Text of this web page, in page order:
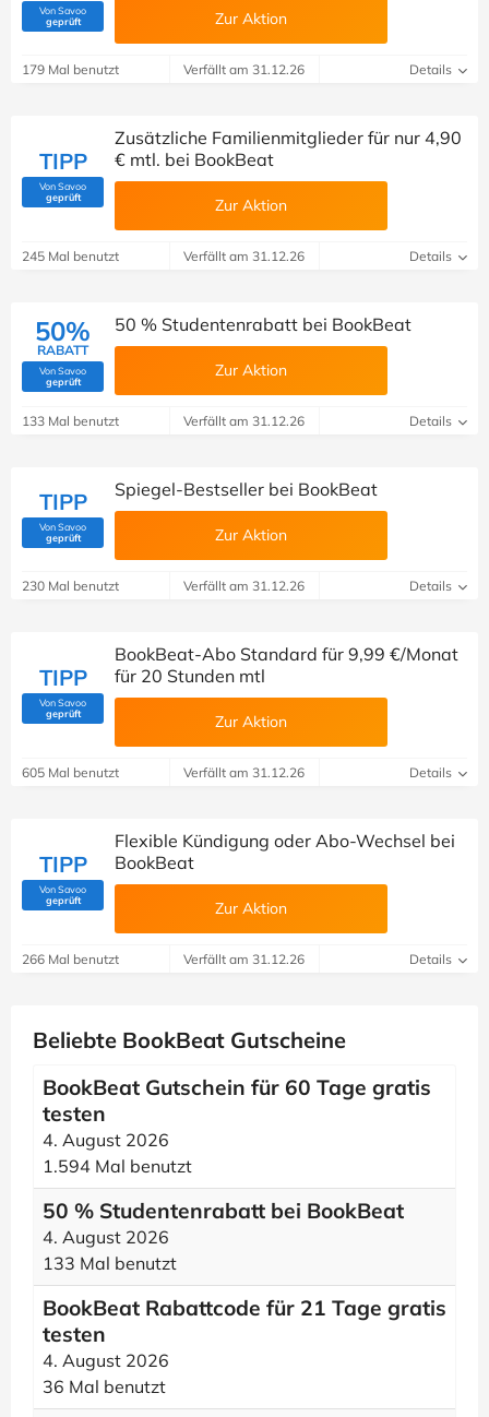
Von Savoo
geprüft(Von Savoo geprüft) Zur Aktion
179 Mal benutzt Verfällt am 31.12.26 Details
TIPP
Von Savoo
geprüft(Von Savoo geprüft)
Zusätzliche Familienmitglieder für nur 4,90
€ mtl. bei BookBeat
Zur Aktion
245 Mal benutzt Verfällt am 31.12.26 Details
50%
RABATT
Von Savoo
geprüft(Von Savoo geprüft)
50 % Studentenrabatt bei BookBeat
Zur Aktion
133 Mal benutzt Verfällt am 31.12.26 Details
TIPP
Von Savoo
geprüft(Von Savoo geprüft)
Spiegel-Bestseller bei BookBeat
Zur Aktion
230 Mal benutzt Verfällt am 31.12.26 Details
TIPP
Von Savoo
geprüft(Von Savoo geprüft)
BookBeat-Abo Standard für 9,99 €/Monat
für 20 Stunden mtl
Zur Aktion
605 Mal benutzt Verfällt am 31.12.26 Details
TIPP
Von Savoo
geprüft(Von Savoo geprüft)
Flexible Kündigung oder Abo-Wechsel bei
BookBeat
Zur Aktion
266 Mal benutzt Verfällt am 31.12.26 Details
Beliebte BookBeat Gutscheine
BookBeat Gutschein für 60 Tage gratis
testen
4. August 2026
1.594 Mal benutzt
50 % Studentenrabatt bei BookBeat
4. August 2026
133 Mal benutzt
BookBeat Rabattcode für 21 Tage gratis
testen
4. August 2026
36 Mal benutzt